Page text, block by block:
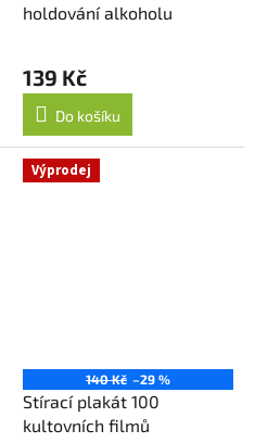
holdování alkoholu
139 Kč
Do košíku
Výprodej
140 Kč –29 %
Stírací plakát 100
kultovních filmů